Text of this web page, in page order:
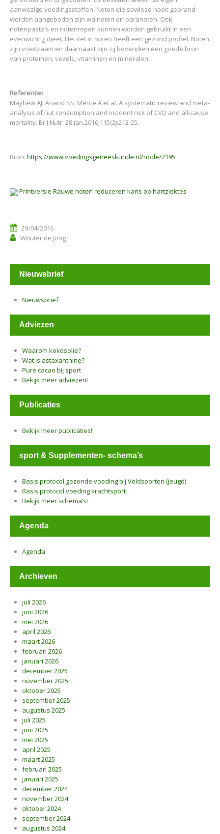
aanwezige voedingsstoffen. Noten die sowieso nooit gebrand
worden aangeboden zijn walnoten en paranoten. Ook
notenpasta’s en notenrepen kunnen worden gebruikt in een
evenwichtig dieet. Het vet in noten heeft een gezond profiel. Noten
zijn voedzaam en daarnaast zijn zij bovendien een goede bron
van proteïnen, vezels, vitaminen en mineralen.
Referentie:
Mayhew AJ, Anand SS, Mente A et al. A systematic review and meta-
analysis of nut consumption and incident risk of CVD and all-cause
mortality. Br J Nutr. 28 jan.2016;115(2):212-25.
Bron: https://www.voedingsgeneeskunde.nl/node/2195
Printversie Rauwe noten reduceren kans op hartziektes
29/04/2016
Wouter de Jong
Nieuwsbrief
Nieuwsbrief
Adviezen
Waarom kokosolie?
Wat is astaxanthine?
Pure cacao bij sport
Bekijk meer adviezen!
Publicaties
Bekijk meer publicaties!
sport & Supplementen- schema’s
Basis protocol gezonde voeding bij Veldsporten (jeugd)
Basis protocol voeding krachtsport
Bekijk meer schema’s!
Agenda
Agenda
Archieven
juli 2026
juni 2026
mei 2026
april 2026
maart 2026
februari 2026
januari 2026
december 2025
november 2025
oktober 2025
september 2025
augustus 2025
juli 2025
juni 2025
mei 2025
april 2025
maart 2025
februari 2025
januari 2025
december 2024
november 2024
oktober 2024
september 2024
augustus 2024